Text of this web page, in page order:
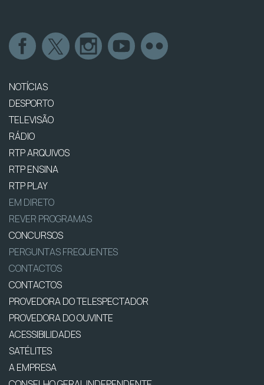
NOTÍCIAS
DESPORTO
TELEVISÃO
RÁDIO
RTP ARQUIVOS
RTP ENSINA
RTP PLAY
EM DIRETO
REVER PROGRAMAS
CONCURSOS
PERGUNTAS FREQUENTES
CONTACTOS
CONTACTOS
PROVEDORA DO TELESPECTADOR
PROVEDORA DO OUVINTE
ACESSIBILIDADES
SATÉLITES
A EMPRESA